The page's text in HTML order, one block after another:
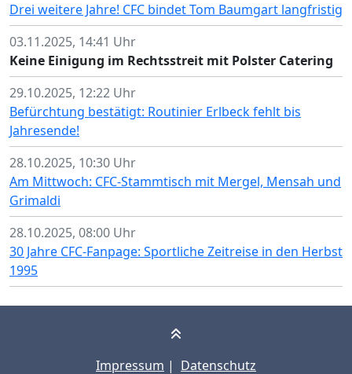
Drei weitere Jahre! CFC bindet Tom Baumgart langfristig
03.11.2025, 14:41 Uhr
Keine Einigung im Rechtsstreit mit Polster Catering
29.10.2025, 12:22 Uhr
Befürchtung bestätigt: Routinier Erlbeck fehlt bis
Jahresende!
28.10.2025, 10:30 Uhr
Am Mittwoch: CFC-Stammtisch mit Mergel, Mensah und
Grimaldi
28.10.2025, 08:00 Uhr
30 Jahre CFC-Fanpage: Sportliche Zeitreise in den Herbst
1995
Impressum | Datenschutz